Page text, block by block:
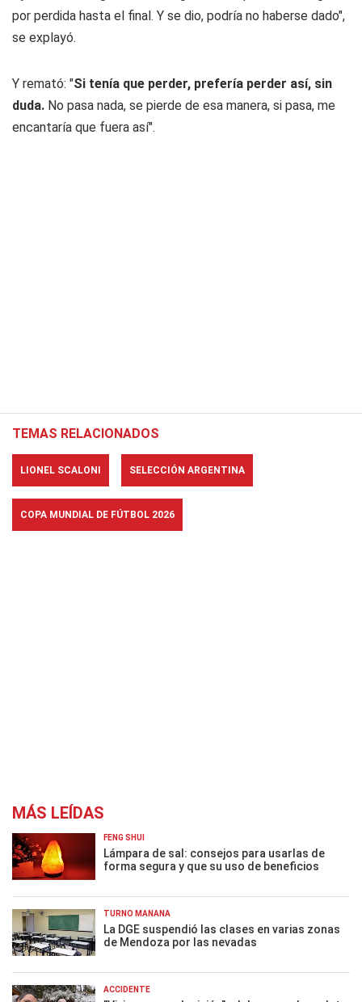
por perdida hasta el final. Y se dio, podría no haberse dado",
se explayó.
Y remató: "Si tenía que perder, prefería perder así, sin
duda. No pasa nada, se pierde de esa manera, si pasa, me
encantaría que fuera así".
TEMAS RELACIONADOS
LIONEL SCALONI SELECCIÓN ARGENTINA
COPA MUNDIAL DE FÚTBOL 2026
MÁS LEÍDAS
FENG SHUI
Lámpara de sal: consejos para usarlas de
forma segura y que su uso de beneficios
TURNO MAÑANA
La DGE suspendió las clases en varias zonas
de Mendoza por las nevadas
ACCIDENTE